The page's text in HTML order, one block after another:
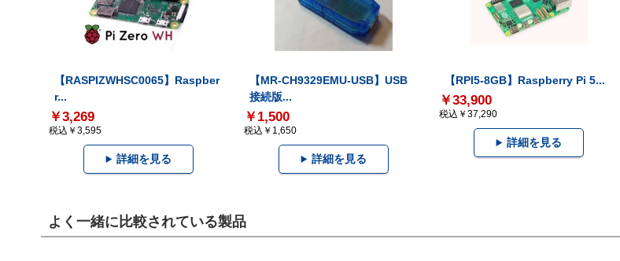
【RASPIZWHSC0065】Raspber
r...
￥3,269
税込￥3,595
詳細を見る
【MR-CH9329EMU-USB】USB
接続版...
￥1,500
税込￥1,650
詳細を見る
【RPI5-8GB】Raspberry Pi 5...
￥33,900
税込￥37,290
詳細を見る
よく一緒に比較されている製品